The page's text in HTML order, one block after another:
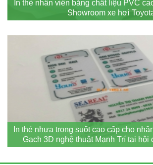
In thẻ nhân viên bằng chất liệu PVC
Showroom xe hơi
In thẻ nhựa trong suốt cao cấp cho
Gạch 3D nghệ thuật Mạnh Trí tại hội